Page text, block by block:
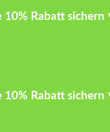
Rabatt sichern
Rabatt sichern